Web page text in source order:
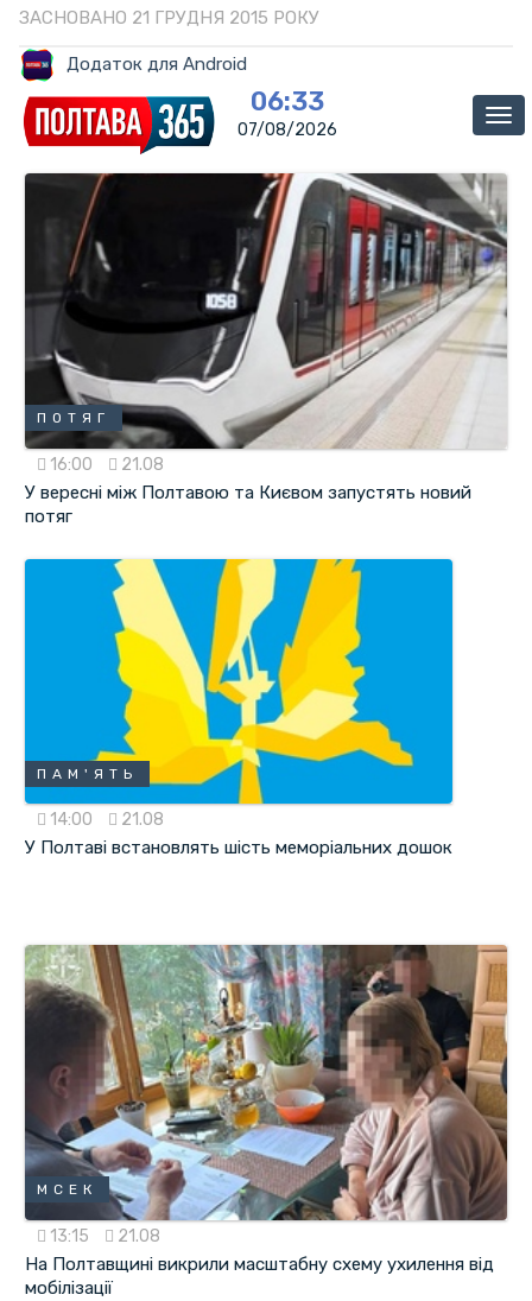
ЗАСНОВАНО 21 ГРУДНЯ 2015 РОКУ
Додаток для Android
06:33
07/08/2026
ПОТЯГ
16:00 21.08
У вересні між Полтавою та Києвом запустять новий
потяг
ПАМ'ЯТЬ
14:00 21.08
У Полтаві встановлять шість меморіальних дошок
МСЕК
13:15 21.08
На Полтавщині викрили масштабну схему ухилення від
мобілізації